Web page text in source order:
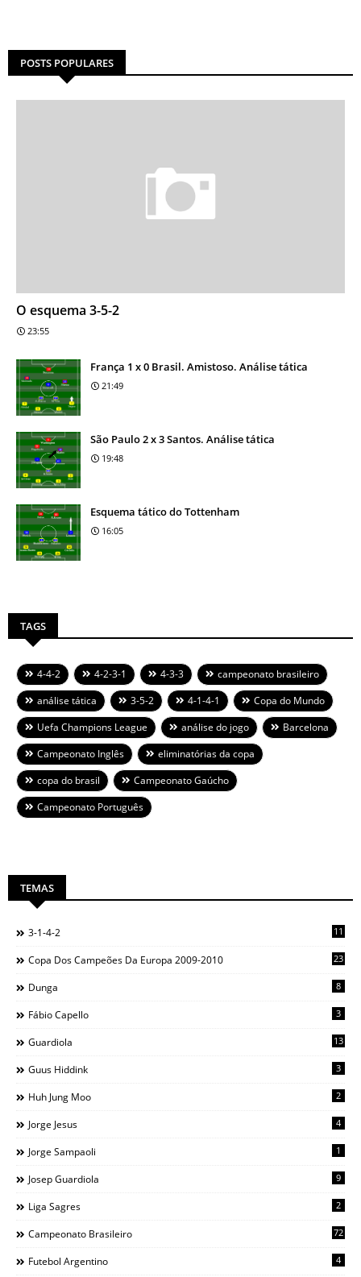
POSTS POPULARES
O esquema 3-5-2
23:55
França 1 x 0 Brasil. Amistoso. Análise tática
21:49
São Paulo 2 x 3 Santos. Análise tática
19:48
Esquema tático do Tottenham
16:05
TAGS
4-4-2 4-2-3-1 4-3-3
campeonato brasileiro
análise tática
3-5-2 4-1-4-1
Copa do Mundo
Uefa Champions League
análise do jogo
Barcelona
Campeonato Inglês
eliminatórias da copa
copa do brasil
Campeonato Gaúcho
Campeonato Português
TEMAS
3-1-4-2 11
Copa Dos Campeões Da Europa 2009-2010 23
Dunga 8
Fábio Capello 3
Guardiola 13
Guus Hiddink 3
Huh Jung Moo 2
Jorge Jesus 4
Jorge Sampaoli 1
Josep Guardiola 9
Liga Sagres 2
Campeonato Brasileiro 72
Futebol Argentino 4